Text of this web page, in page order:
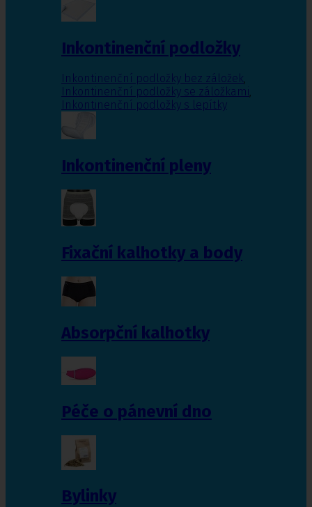
Inkontinenční podložky
Inkontinenční podložky bez záložek,
Inkontinenční podložky se záložkami,
Inkontinenční podložky s lepítky
Inkontinenční pleny
Fixační kalhotky a body
Absorpční kalhotky
Péče o pánevní dno
Bylinky